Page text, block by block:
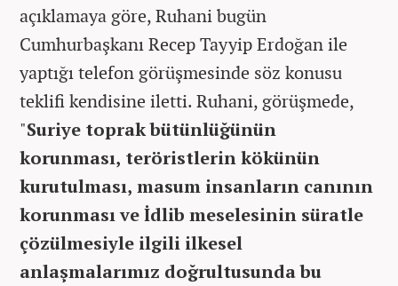
açıklamaya göre, Ruhani bugün
Cumhurbaşkanı Recep Tayyip Erdoğan ile
yaptığı telefon görüşmesinde söz konusu
teklifi kendisine iletti. Ruhani, görüşmede,
"Suriye toprak bütünlüğünün
korunması, teröristlerin kökünün
kurutulması, masum insanların canının
korunması ve İdlib meselesinin süratle
çözülmesiyle ilgili ilkesel
anlaşmalarımız doğrultusunda bu